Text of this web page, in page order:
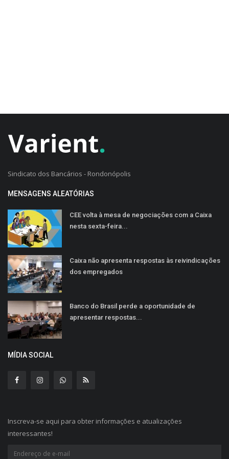
Sindicato dos Bancários - Rondonópolis
MENSAGENS ALEATÓRIAS
CEE volta à mesa de negociações com a Caixa
nesta sexta-feira...
Caixa não apresenta respostas às reivindicações
dos empregados
Banco do Brasil perde a oportunidade de
apresentar respostas...
MÍDIA SOCIAL
Inscreva-se aqui para obter informações e atualizações
interessantes!